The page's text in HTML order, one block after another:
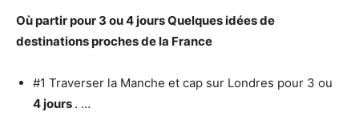
Où partirpour 3 ou4 joursQuelques idées de
destinations proches de la France
#1 Traverser la Manche et cap sur Londres pour 3 ou
4 jours . …